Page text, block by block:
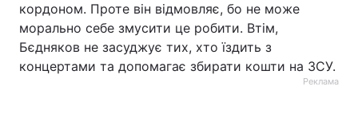
кордоном. Проте він відмовляє, бо не може
морально себе змусити це робити. Втім,
Бєдняков не засуджує тих, хто їздить з
концертами та допомагає збирати кошти на ЗСУ.
Реклама